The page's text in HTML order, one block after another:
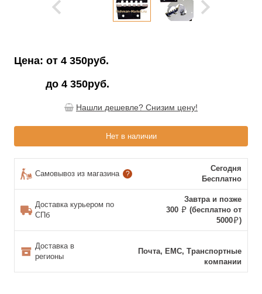
Цена: от 4 350руб.
до 4 350руб.
Нашли дешевле? Снизим цену!
Нет в наличии
Самовывоз из магазина ?
Сегодня
Бесплатно
Доставка курьером по
СПб
Завтра и позже
300
(бесплатно от
5000
)
Доставка в
регионы
Почта, ЕМС, Транспортные
компании